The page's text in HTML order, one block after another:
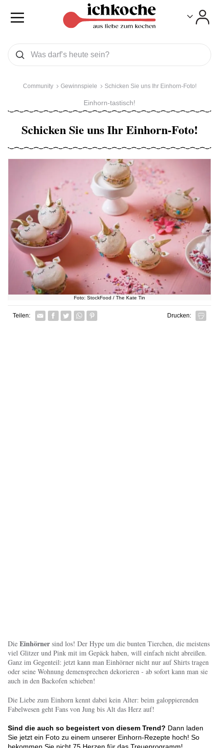
Was wollen Sie suchen
Suchen
Community Gewinnspiele Schicken Sie uns Ihr Einhorn-Foto!
Einhorn-tastisch!
Schicken Sie uns Ihr Einhorn-Foto!
Foto: StockFood / The Kate Tin
Teilen: Facebook
TwitterWhatsapp senden
Pin it Drucken:
Die Einhörner sind los! Der Hype um die bunten Tierchen, die meistens
viel Glitzer und Pink mit im Gepäck haben, will einfach nicht abreißen.
Ganz im Gegenteil: jetzt kann man Einhörner nicht nur auf Shirts tragen
oder seine Wohnung demensprechen dekorieren - ab sofort kann man sie
auch in den Backofen schieben!
Die Liebe zum Einhorn kennt dabei kein Alter: beim galoppierenden
Fabelwesen geht Fans von Jung bis Alt das Herz auf!
Sind die auch so begeistert von diesem Trend? Dann laden
Sie jetzt ein Foto zu einem unserer Einhorn-Rezepte hoch! So